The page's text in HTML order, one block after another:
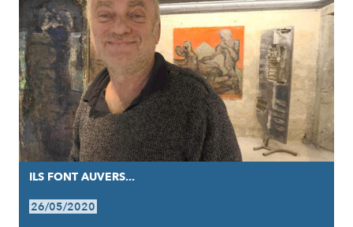
ILS FONT AUVERS...
26/05/2020